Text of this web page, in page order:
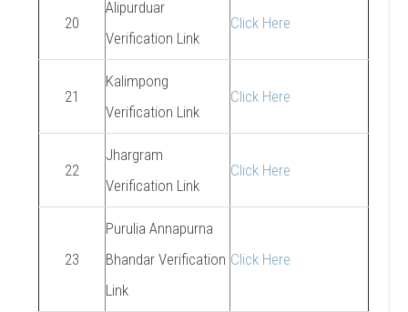
20
Alipurduar
Verification Link
Click Here
21
Kalimpong
Verification Link
Click Here
22
Jhargram
Verification Link
Click Here
23
Purulia Annapurna
Bhandar Verification
Link
Click Here